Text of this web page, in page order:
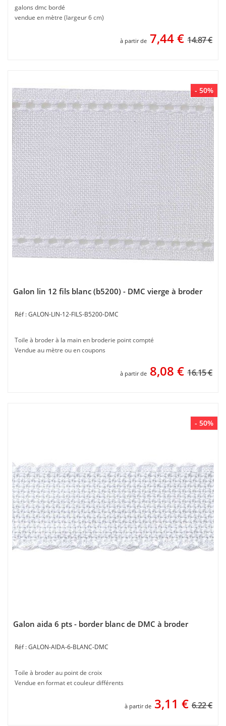
galons dmc bordé
vendue en mètre (largeur 6 cm)
à partir de 7,44€ 14.87 €
- 50%
Galon lin 12 fils blanc (b5200) - DMC vierge à broder
GALON-LIN-12-FILS-B5200-DMC
Toile à broder à la main en broderie point compté
Vendue au mètre ou en coupons
à partir de 8,08 € 16.15 €
- 50%
Galon aida 6 pts - border blanc de DMC à broder
GALON-AIDA-6-BLANC-DMC
Toile à broder au point de croix
Vendue en format et couleur différents
à partir de 3,11 € 6.22 €